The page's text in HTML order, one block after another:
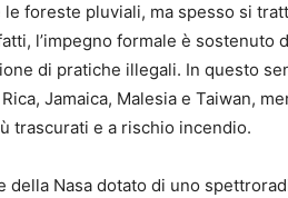
foreste pluviali, ma spesso si
l’impegno formale è
di pratiche illegali. In questo
Jamaica, Malesia e Taiwan,
trascurati e a rischio incendio.
della Nasa dotato di uno